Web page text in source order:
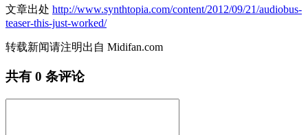
文章出处 http://www.synthtopia.com/content/2012/09/21/audiobus-
teaser-this-just-worked/
转载新闻请注明出自 Midifan.com
共有 0 条评论